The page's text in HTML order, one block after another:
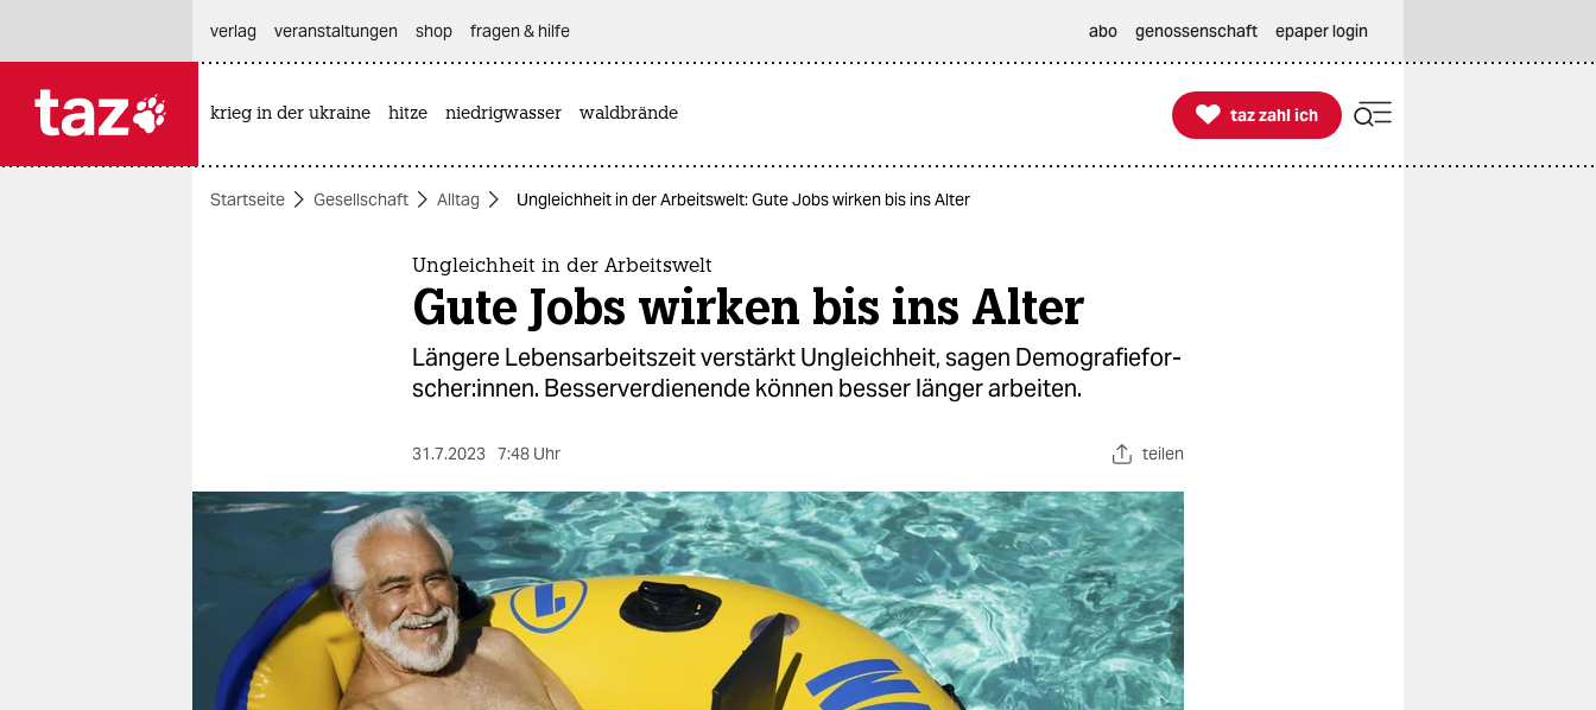
themen
nord
wahrheit
verlag
verlag
veranstaltungen shop fragen & hilfe abo genossenschaft epaper login
krieg in der ukraine hitze niedrigwasser waldbrände 
taz zahl ich
taz zahl ich
Startseite Gesellschaft Alltag Ungleichheit in der Arbeitswelt: Gute Jobs wirken bis ins Alter
Ungleichheit in der Arbeitswelt
Gute Jobs wirken bis ins Alter
Längere Lebensarbeitszeit verstärkt Ungleichheit, sagen De­mo­gra­fie­for­
sche­r:in­nen. Besserverdienende können besser länger arbeiten.
31.7.2023 7:48 Uhr teilen